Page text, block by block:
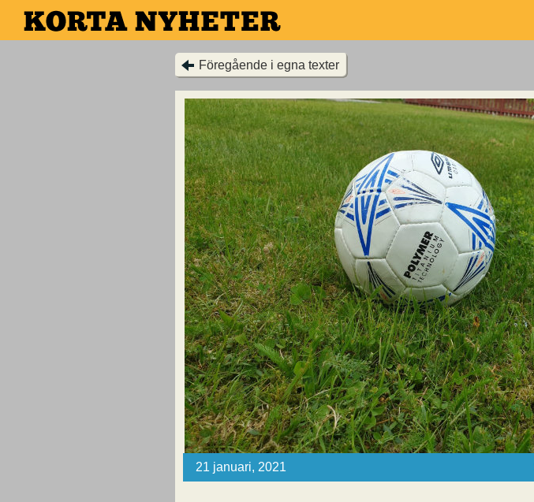
Hoppa
till
Föregående i egna texter
21 januari, 2021